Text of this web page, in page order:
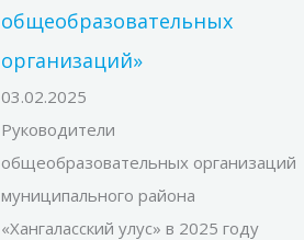
общеобразовательных
организаций»
03.02.2025
Руководители
общеобразовательных организаций
муниципального района
«Хангаласский улус» в 2025 году